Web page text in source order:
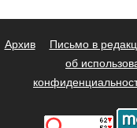
Архив Письмо в
об